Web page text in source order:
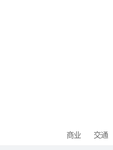
商业 交通